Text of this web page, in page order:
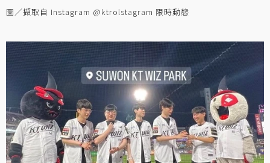
圖／擷取自 Instagram @ktrolstagram 限時動態